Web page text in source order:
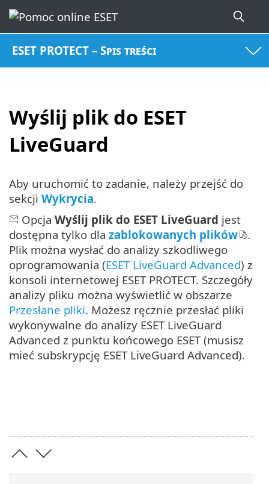
ESET PROTECT – Spis treści
Wyślij plik do ESET
LiveGuard
Aby uruchomić to zadanie, należy przejść do
sekcji Wykrycia.
Opcja Wyślij plik do ESET LiveGuard jest
dostępna tylko dla zablokowanych plików
.
Plik można wysłać do analizy szkodliwego
oprogramowania (ESET LiveGuard Advanced) z
konsoli internetowej ESET PROTECT. Szczegóły
analizy pliku można wyświetlić w obszarze
Przesłane pliki. Możesz ręcznie przesłać pliki
wykonywalne do analizy ESET LiveGuard
Advanced z punktu końcowego ESET (musisz
mieć subskrypcję ESET LiveGuard Advanced).